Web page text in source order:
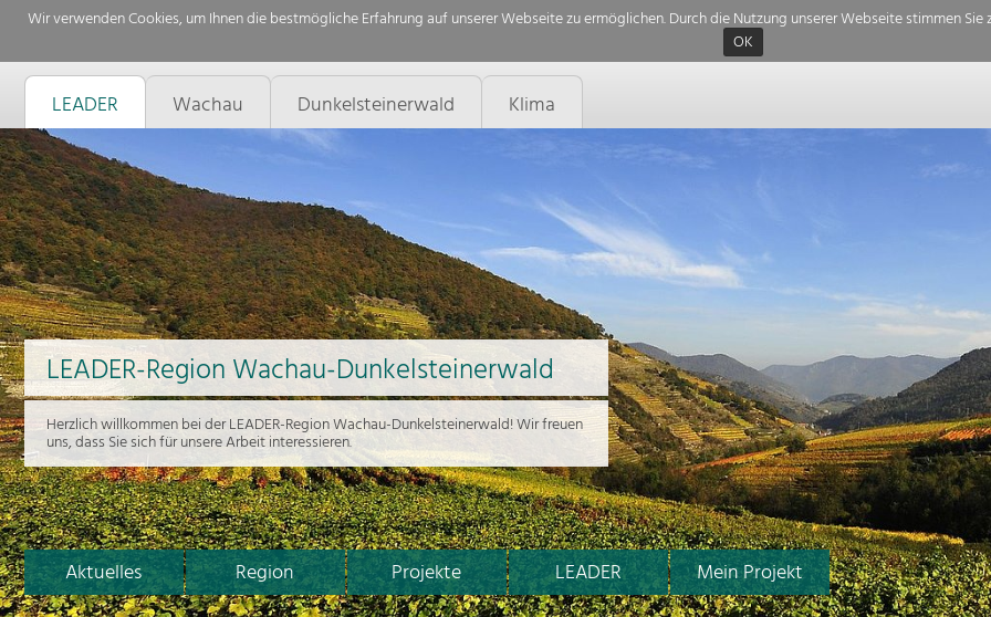
Wir verwenden Cookies, um Ihnen die bestmögliche Erfahrung auf unserer Webseite zu ermöglichen. Durch die Nutzung unserer Webseite stimmen
OK
LEADER Wachau Dunkelsteinerwald Klima
Aktuelles Region Projekte LEADER Mein Projekt
LEADER-Region Wachau-Dunkelsteinerwald
Herzlich willkommen bei der LEADER-Region Wachau-Dunkelsteinerwald! Wir freuen
uns, dass Sie sich für unsere Arbeit interessieren.